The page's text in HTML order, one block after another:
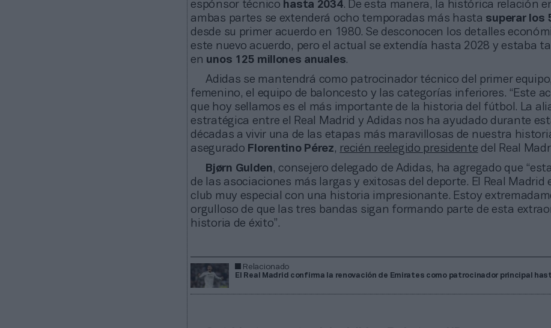
espónsor técnico hasta 2034. De esta manera, la histórica relación
ambas partes se extenderá ocho temporadas más hasta superar los
desde su primer acuerdo en 1980. Se desconocen los detalles
este nuevo acuerdo, pero el actual se extendía hasta 2028 y estaba
en unos 125 millones anuales.
Adidas se mantendrá como patrocinador técnico del primer equipo,
femenino, el equipo de baloncesto y las categorías inferiores. “Este
que hoy sellamos es el más importante de la historia del fútbol. La
estratégica entre el Real Madrid y Adidas nos ha ayudado durante
décadas a vivir una de las etapas más maravillosas de nuestra
asegurado Florentino Pérez, recién reelegido presidente del Real
Bjørn Gulden, consejero delegado de Adidas, ha agregado que
de las asociaciones más largas y exitosas del deporte. El Real Madrid
club muy especial con una historia impresionante. Estoy
orgulloso de que las tres bandas sigan formando parte de esta
historia de éxito”.
Relacionado
El Real Madrid confirma la renovación de Emirates como patrocinador principal